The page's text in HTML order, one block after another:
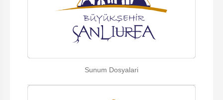
Sunum Dosyalari